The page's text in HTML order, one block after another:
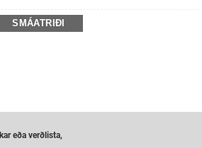
SMÁATRIÐI
eða verðlista,